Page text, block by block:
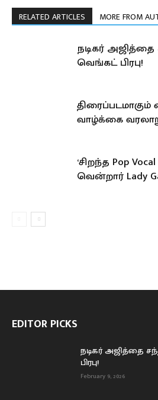
RELATED ARTICLES MORE FROM
நடிகர் அஜித்தை
வெங்கட் பிரபு!
வாழ்க்கை
‘சிறந்த Pop
வென்றார் Lady
EDITOR PICKS
நடிகர் அஜித்தை
பிரபு!
February 9, 2026